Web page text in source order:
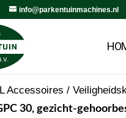
info@parkentuinmachines.nl
Accessoires /
30, gezicht-